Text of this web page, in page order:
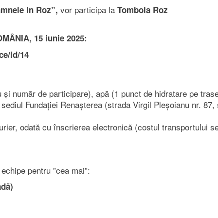
in Roz”, vor participa la Tombola Roz
15 iunie 2025:
Id/14
număr de participare), apă (1 punct de hidratare pe
Fundației Renașterea (strada Virgil Pleșoianu nr.
odată cu înscrierea electronică (costul transportului
pentru ”cea mai”: